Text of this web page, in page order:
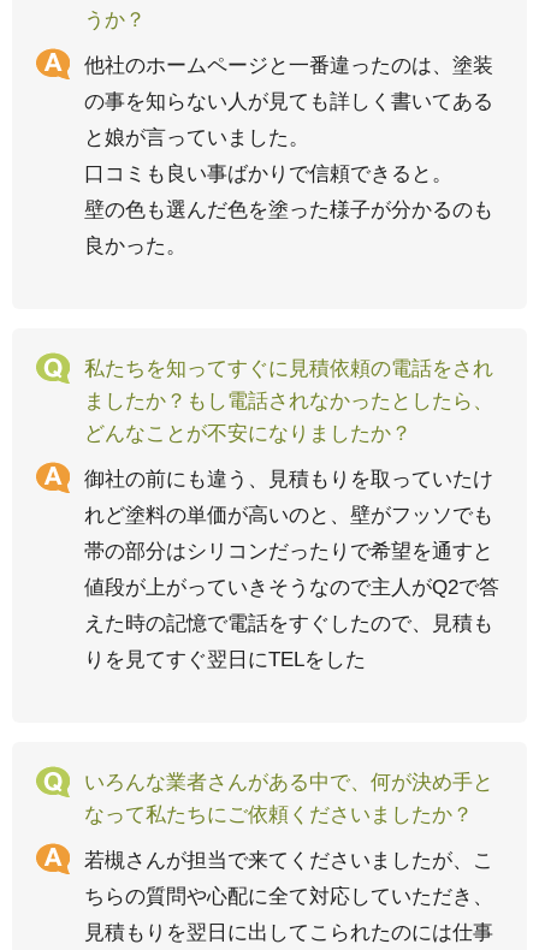
うか？
他社のホームページと一番違ったのは、塗装
の事を知らない人が見ても詳しく書いてある
と娘が言っていました。
口コミも良い事ばかりで信頼できると。
壁の色も選んだ色を塗った様子が分かるのも
良かった。
私たちを知ってすぐに見積依頼の電話をされ
ましたか？もし電話されなかったとしたら、
どんなことが不安になりましたか？
御社の前にも違う、見積もりを取っていたけ
れど塗料の単価が高いのと、壁がフッソでも
帯の部分はシリコンだったりで希望を通すと
値段が上がっていきそうなので主人がQ2で答
えた時の記憶で電話をすぐしたので、見積も
りを見てすぐ翌日にTELをした
いろんな業者さんがある中で、何が決め手と
なって私たちにご依頼くださいましたか？
若槻さんが担当で来てくださいましたが、こ
ちらの質問や心配に全て対応していただき、
見積もりを翌日に出してこられたのには仕事